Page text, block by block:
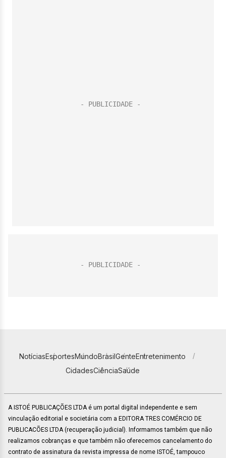
NotíciasEsportesMundoBrasilGenteEntretenimento
CidadesCiênciaSaúde
A ISTOÉ PUBLICAÇÕES LTDA é um portal digital independente e sem
vinculação editorial e societária com a EDITORA TRES COMÉRCIO DE
PUBLICACÕES LTDA (recuperação judicial). Informamos também que não
realizamos cobranças e que também não oferecemos cancelamento do
contrato de assinatura da revista impressa de nome ISTOÉ, tampouco